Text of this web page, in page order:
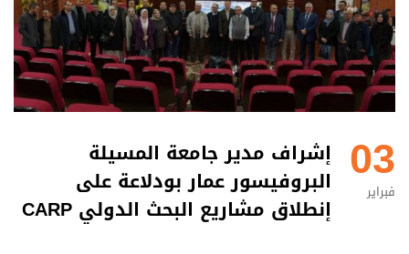
03
فبراير
إشراف مدير جامعة المسيلة
البروفيسور عمار بودلاعة على
إنطلاق مشاريع البحث الدولي CARP